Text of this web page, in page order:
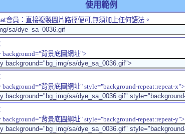
使用範例
會員：直接複製圖片路徑便可,無須加上任何語法。
background="背景底圖網址">
background="背景底圖網址" style="background-repeat:repeat-x">
background="背景底圖網址" style="background-repeat:repeat-y">